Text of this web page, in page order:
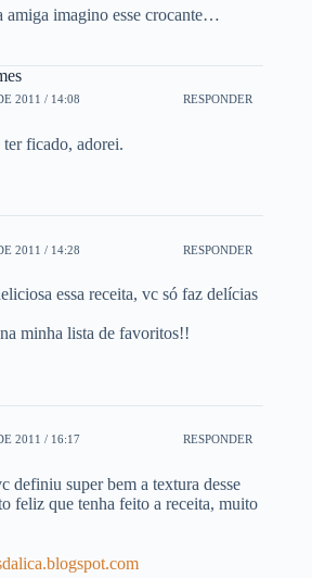
amiga imagino esse crocante…
2011 / 14:08 RESPONDER
ficado, adorei.
2011 / 14:28 RESPONDER
essa receita, vc só faz delícias
minha lista de favoritos!!
2011 / 16:17 RESPONDER
definiu super bem a textura desse
feliz que tenha feito a receita, muito